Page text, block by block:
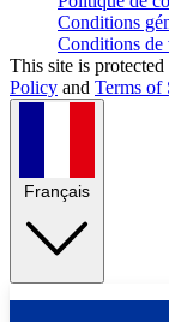
Conditions
Conditions de
This site is
Policy and Terms of
Français